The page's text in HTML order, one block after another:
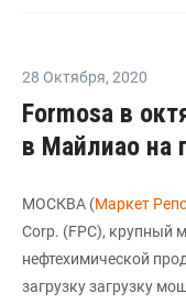
28 Октября, 2020
Formosa в
в Майлиао на
МОСКВА (Маркет
Corp. (FPC), крупный
нефтехимической
загрузку загрузку